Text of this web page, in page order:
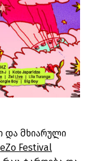
და მხიარული
eZo Festival